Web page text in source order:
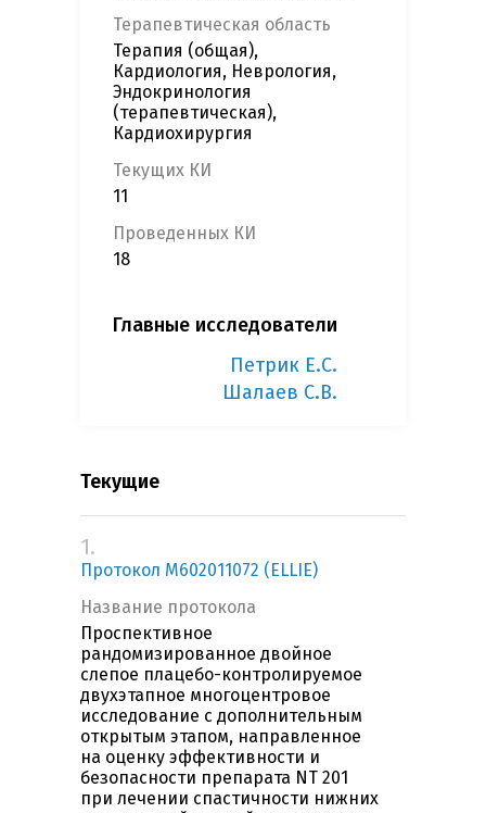
Терапевтическая область
Терапия (общая),
Кардиология, Неврология,
Эндокринология
(терапевтическая),
Кардиохирургия
Текущих КИ
11
Проведенных КИ
18
Главные исследователи
Петрик Е.С.
Шалаев С.В.
Текущие
1.
Протокол M602011072 (ELLIE)
Название протокола
Проспективное
рандомизированное двойное
слепое плацебо-контролируемое
двухэтапное многоцентровое
исследование с дополнительным
открытым этапом, направленное
на оценку эффективности и
безопасности препарата NT 201
при лечении спастичности нижних